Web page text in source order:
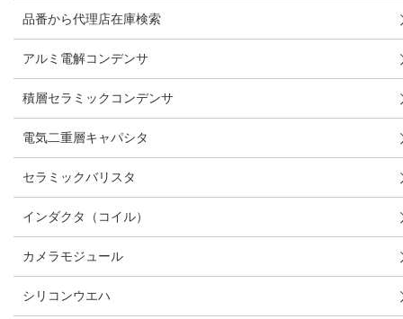
品番から代理店在庫検索
アルミ電解コンデンサ
積層セラミックコンデンサ
電気二重層キャパシタ
セラミックバリスタ
インダクタ（コイル）
カメラモジュール
シリコンウエハ